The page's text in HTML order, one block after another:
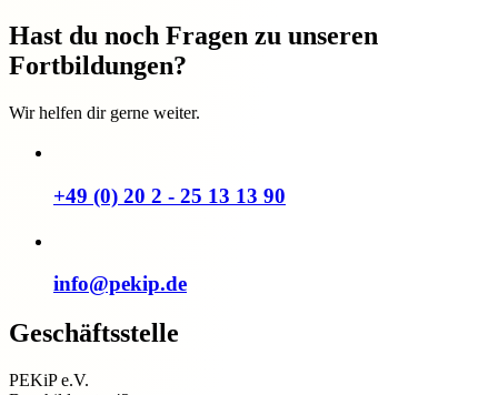
Hast du noch Fragen zu unseren
Fortbildungen?
Wir helfen dir gerne weiter.
+49 (0) 20 2 - 25 13 13 90
info@pekip.de
Geschäftsstelle
PEKiP e.V.